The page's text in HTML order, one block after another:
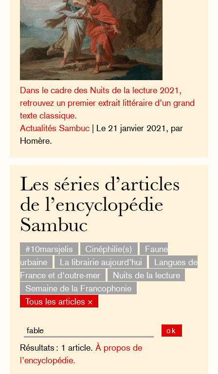
Dans le cadre des Nuits de la lecture 2021,
retrouvez un premier extrait littéraire d’un grand
texte classique.
Actualités Sambuc | Le 21 janvier 2021, par
Homère.
Les séries d’articles
de l’encyclopédie
Sambuc
#10marsjelis Cinéphilie(s)
Faune
urbaine
La librairie aujourd’hui
Langues de
France et d'outre-mer
Nuits de la lecture
Semaine de la Francophonie
Tous les articles ×
ok
Résultats : 1 article.À propos de
l’encyclopédie.